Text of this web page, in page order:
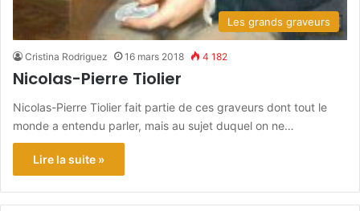
Les grands graveurs
Cristina Rodriguez 16 mars 2018 4 182
Nicolas-Pierre Tiolier
Nicolas-Pierre Tiolier fait partie de ces graveurs dont tout le
monde a entendu parler, mais au sujet duquel on ne…
Lire la suite »